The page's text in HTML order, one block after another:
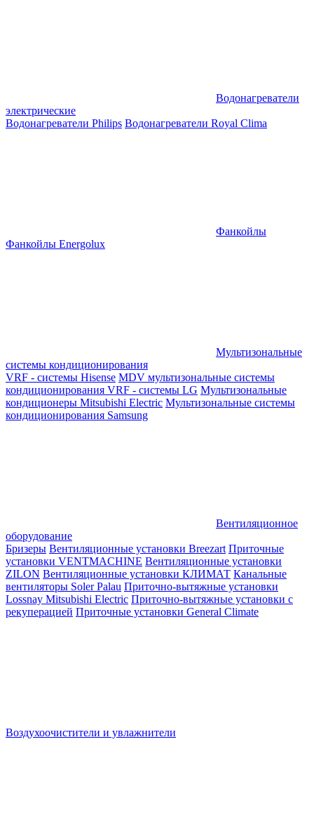
Водонагреватели
электрические
Водонагреватели Philips Водонагреватели Royal Clima
Фанкойлы
Фанкойлы Energolux
Мультизональные
системы кондиционирования
VRF - системы Hisense MDV мультизональные системы
кондиционирования VRF - системы LG Мультизональные
кондиционеры Mitsubishi Electric Мультизональные системы
кондиционирования Samsung
Вентиляционное
оборудование
Бризеры Вентиляционные установки Breezart Приточные
установки VENTMACHINE Вентиляционные установки
ZILON Вентиляционные установки КЛИМАТ Канальные
вентиляторы Soler Palau Приточно-вытяжные установки
Lossnay Mitsubishi Electric Приточно-вытяжные установки с
рекуперацией Приточные установки General Climate
Воздухоочистители и увлажнители